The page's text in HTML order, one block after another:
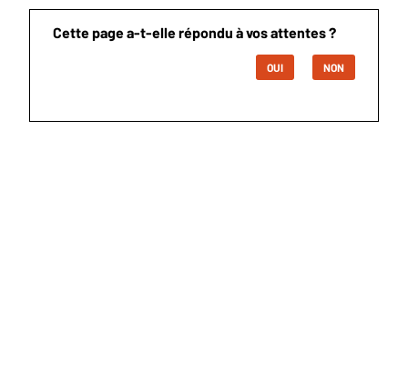
Cette page a-t-elle répondu à vos attentes ?
NON
OUI